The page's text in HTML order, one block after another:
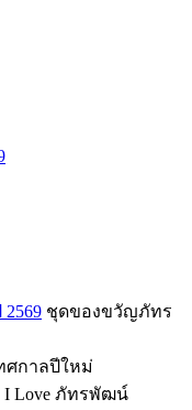
ชุดของขวัญภัทร
ศกาลปีใหม่
I Love ภัทรพัฒน์